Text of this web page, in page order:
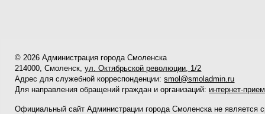
© 2026 Администрация города Смоленска
214000, Смоленск,ул. Октябрьской революции, 1/2
Адрес для служебной корреспонденции:smol@smoladmin.ru
Для направления обращений граждан и организаций: интернет-
Официальный сайт Администрации города Смоленска не является